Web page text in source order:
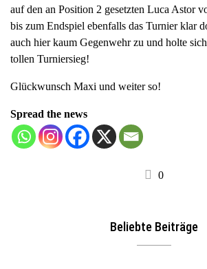
auf den an Position 2 gesetzten Luca Astor
bis zum Endspiel ebenfalls das Turnier klar
auch hier kaum Gegenwehr zu und holte
tollen Turniersieg!
Glückwunsch Maxi und weiter so!
Spread the news
0
Beliebte Beiträge